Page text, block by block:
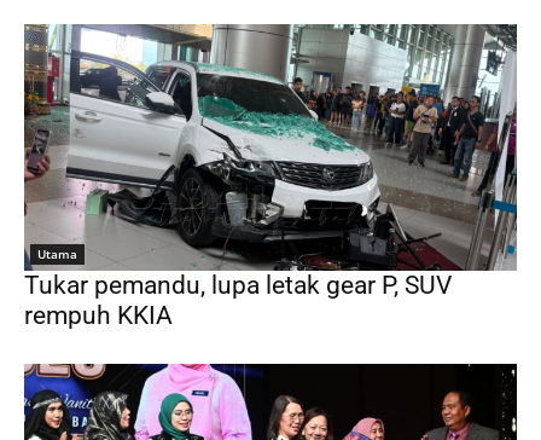
Utama
Tukar pemandu, lupa letak gear P, SUV
rempuh KKIA